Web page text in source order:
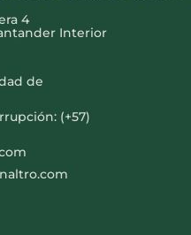
4
Interior
de
(+57)